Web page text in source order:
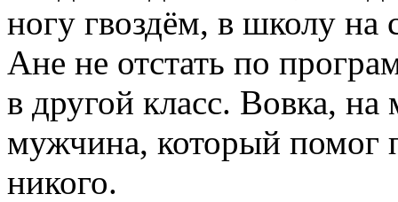
ногу гвоздём, в школу
Ане не отстать по
в другой класс. Вовка,
мужчина, который помог
никого.